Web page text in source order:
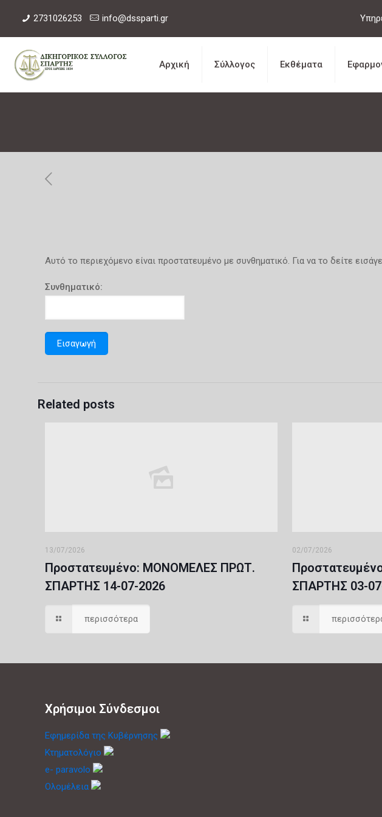
2731026253 info@dssparti.gr
Αρχική Σύλλογος Εκθέματα
Αυτό το περιεχόμενο είναι προστατευμένο με συνθηματικό. Για να το δείτε
Συνθηματικό:
Related posts
13/07/2026
Πρoστατευμένο: ΜΟΝΟΜΕΛΕΣ ΠΡΩΤ.
ΣΠΑΡΤΗΣ 14-07-2026
περισσότερα
02/07/2026
ΣΠΑΡΤΗΣ 03-
Χρήσιμοι Σύνδεσμοι
Εφημερίδα της Κυβέρνησης
Κτηματολόγιο
e- paravolo
Ολομέλεια